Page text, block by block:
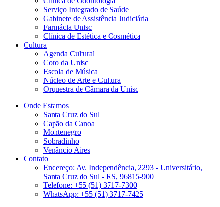
Serviço Integrado de Saúde
Gabinete de Assistência Judiciária
Farmácia Unisc
Clínica de Estética e Cosmética
Cultura
Agenda Cultural
Coro da Unisc
Escola de Música
Núcleo de Arte e Cultura
Orquestra de Câmara da Unisc
Onde Estamos
Santa Cruz do Sul
Capão da Canoa
Montenegro
Sobradinho
Venâncio Aires
Contato
Endereço: Av. Independência, 2293 - Universitário,
Santa Cruz do Sul - RS, 96815-900
Telefone: +55 (51) 3717-7300
WhatsApp: +55 (51) 3717-7425